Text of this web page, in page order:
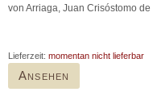
von Arriaga, Juan Crisóstomo de
Lieferzeit: momentan nicht lieferbar
Ansehen